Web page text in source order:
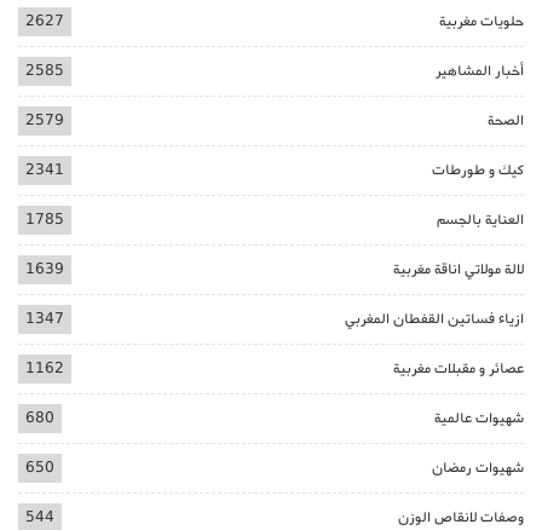
حلويات مغربية 2627
أخبار المشاهير 2585
الصحة 2579
كيك و طورطات 2341
العناية بالجسم 1785
لالة مولاتي اناقة مغربية 1639
ازياء فساتين القفطان المغربي 1347
عصائر و مقبلات مغربية 1162
شهيوات عالمية 680
شهيوات رمضان 650
وصفات لانقاص الوزن 544